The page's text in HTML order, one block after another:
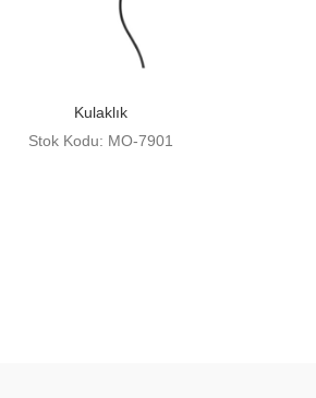
Kulaklık
Stok Kodu: MO-7901